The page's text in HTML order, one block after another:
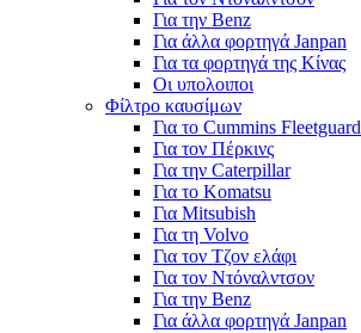
Για την Benz
Για άλλα φορτηγά Janpan
Για τα φορτηγά της Κίνας
Οι υπολοιποι
Φίλτρο καυσίμων
Για το Cummins Fleetguard
Για τον Πέρκινς
Για την Caterpillar
Για το Komatsu
Για Mitsubish
Για τη Volvo
Για τον Τζον ελάφι
Για τον Ντόναλντσον
Για την Benz
Για άλλα φορτηγά Janpan